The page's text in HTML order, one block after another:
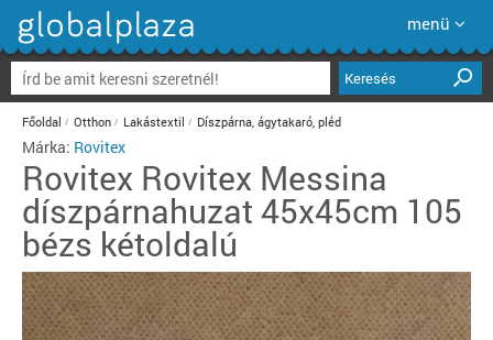
menü
Keresés
Főoldal Otthon Lakástextil Díszpárna, ágytakaró, pléd
Márka: Rovitex
Rovitex Rovitex Messina
díszpárnahuzat 45x45cm 105
bézs kétoldalú